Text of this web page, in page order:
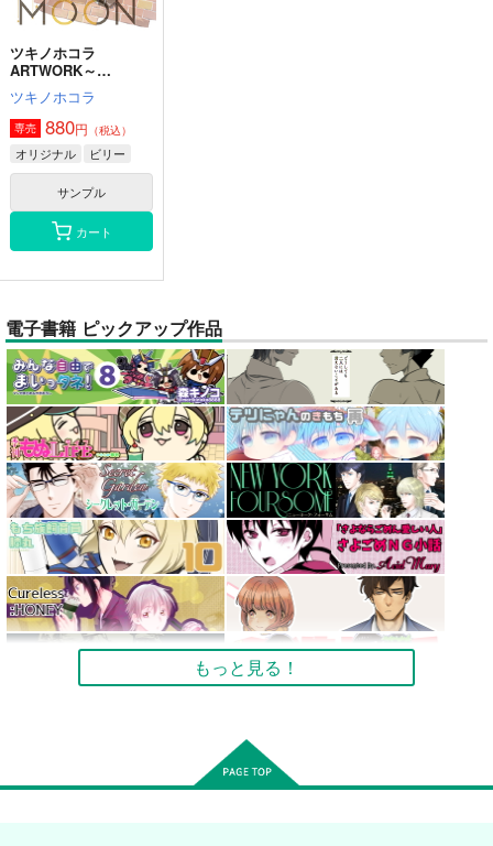
ツキノホコラ
ARTWORK～
2023Summer
ツキノホコラ
専売 880円 （税込）
オリジナル ビリー
サンプル
カート
電子書籍 ピックアップ作品
もっと見る！